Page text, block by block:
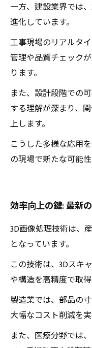
一方、建設業界では
進化しています。
工事現場のリアルタ
管理や品質チェック
ります。
また、設計段階での
する理解が深まり、
上します。
こうした多様な応用
の現場で新たな可能
効率向上の鍵: 最新
3D画像処理技術は、
となっています。
この技術は、3Dスキ
や構造を高精度で取得
製造業では、部品の
大幅なコスト削減を実
また、医療分野では